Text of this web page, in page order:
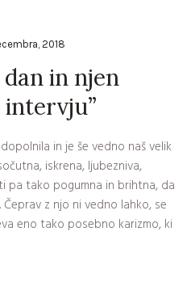
2018
in njen
in je še vedno naš velik
iskrena, ljubezniva,
pa tako pogumna in brihtna, da
z njo ni vedno lahko, se
eno tako posebno karizmo, ki